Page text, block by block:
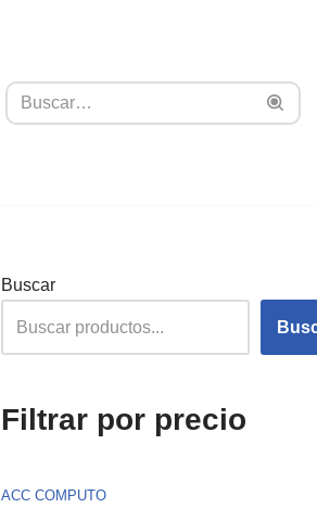
Buscar
Filtrar por precio
ACC COMPUTO